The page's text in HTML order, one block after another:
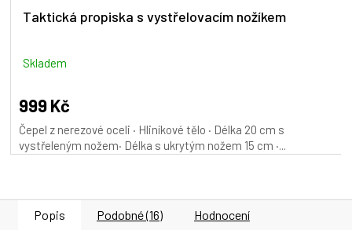
Taktická propiska s vystřelovacím nožíkem
Skladem
999 Kč
Čepel z nerezové oceli · Hliníkové tělo · Délka 20 cm s
vystřeleným nožem· Délka s ukrytým nožem 15 cm ·...
Popis Podobné (16) Hodnocení